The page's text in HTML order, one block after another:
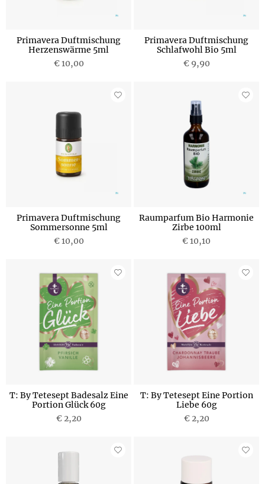
Primavera Duftmischung
Herzenswärme 5ml
€ 10,00
Primavera Duftmischung
Schlafwohl Bio 5ml
€ 9,90
Primavera Duftmischung
Sommersonne 5ml
€ 10,00
Raumparfum Bio Harmonie
Zirbe 100ml
€ 10,10
T: By Tetesept Badesalz Eine
Portion Glück 60g
€ 2,20
T: By Tetesept Eine Portion
Liebe 60g
€ 2,20